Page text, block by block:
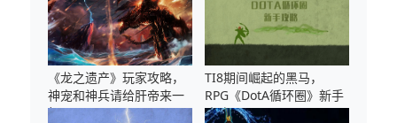
《龙之遗产》玩家攻略，
神宠和神兵请给肝帝来一
打~
TI8期间崛起的黑马，
RPG《DotA循环圈》新手
攻略！